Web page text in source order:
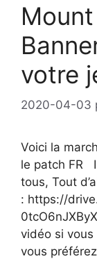
votre
2020-04-03
Voici la
le patch FR
tous, Tout
: https://
vidéo si vous
vous